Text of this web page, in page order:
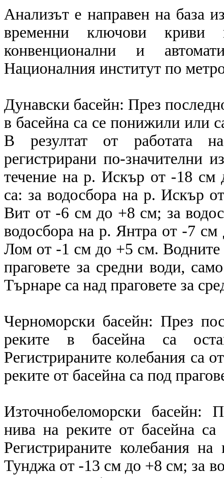
Анализът е направен на база
временни ключови криви
конвенционални и
Националния институт по
Дунавски басейн: През
в басейна са се понижили или
В резултат от работата
регистрирани по-значителни
течение на р. Искър от -18 см
са: за водосбора на р. Искър
Вит от -6 см до +8 см; за
водосбора на р. Янтра от -7
Лом от -1 см до +5 см. Водните
праговете за средни води,
Търнаре са над праговете за
Черноморски басейн: През
реките в басейна са
Регистрираните колебания са
реките от басейна са под
Източнобеломорски басейн:
нива на реките от басейна
Регистрираните колебания
Тунджа от -13 см до +8 см; за